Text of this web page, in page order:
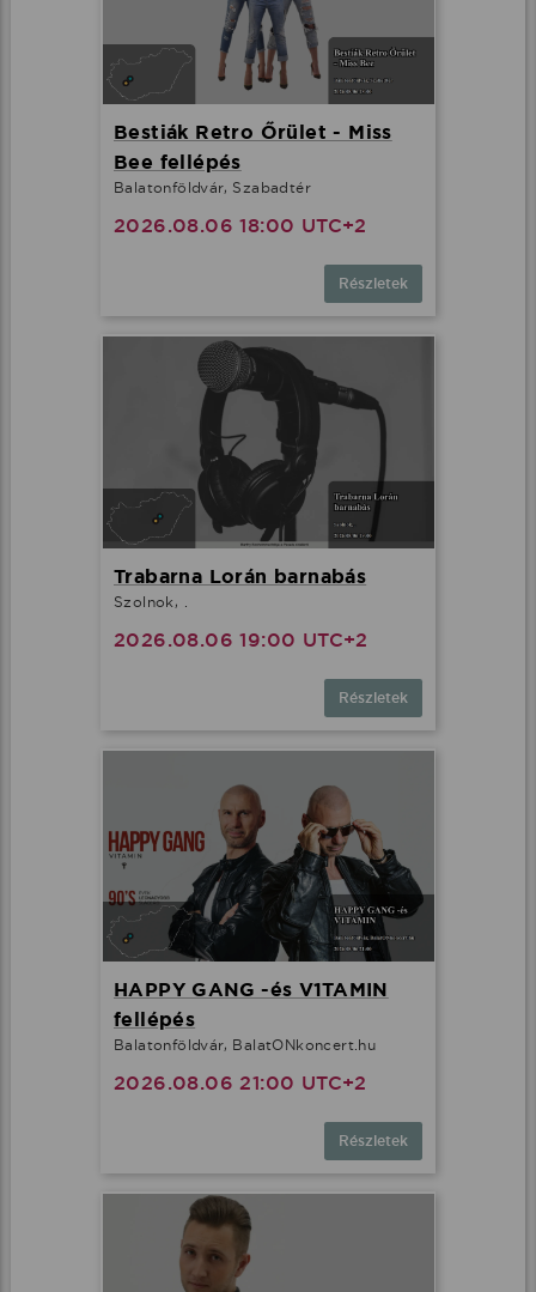
Bestiák Retro Őrület - Miss
Bee fellépés
Balatonföldvár, Szabadtér
2026.08.06 18:00 UTC+2
Részletek
Trabarna Lorán barnabás
Szolnok, .
2026.08.06 19:00 UTC+2
Részletek
HAPPY GANG -és V1TAMIN
fellépés
Balatonföldvár, BalatONkoncert.hu
2026.08.06 21:00 UTC+2
Részletek